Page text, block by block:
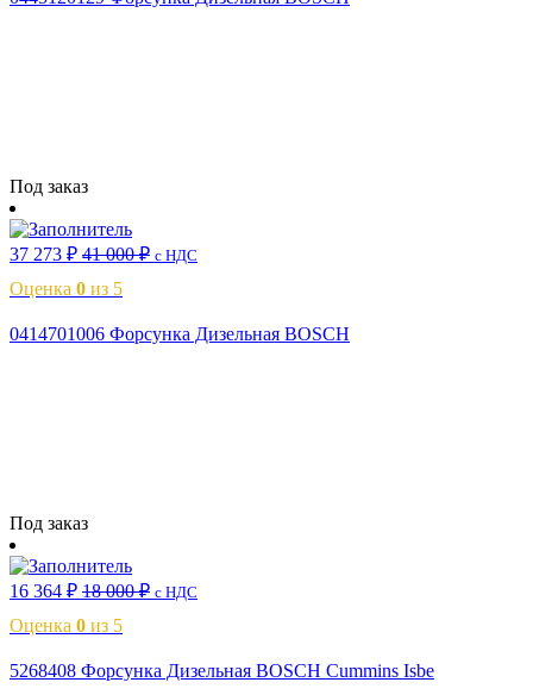
Под заказ
37 273 ₽ 41 000₽ с НДС
Оценка 0 из 5
0414701006 Форсунка Дизельная BOSCH
Под заказ
16 364 ₽ 18 000₽ с НДС
Оценка 0 из 5
5268408 Форсунка Дизельная BOSCH Cummins Isbe